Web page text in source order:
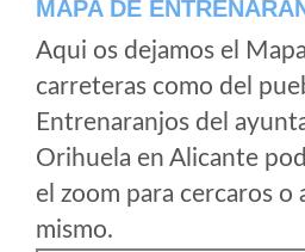
MAPA DE
Aqui os dejamos el
carreteras como del
Entrenaranjos del
Orihuela en Alicante
el zoom para cercaros o
mismo.